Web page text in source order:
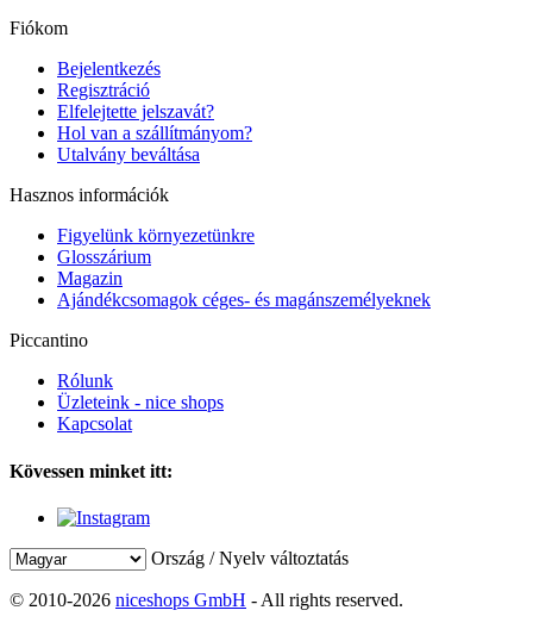
Fiókom
Bejelentkezés
Regisztráció
Elfelejtette jelszavát?
Hol van a szállítmányom?
Utalvány beváltása
Hasznos információk
Figyelünk környezetünkre
Glosszárium
Magazin
Ajándékcsomagok céges- és magánszemélyeknek
Piccantino
Rólunk
Üzleteink - nice shops
Kapcsolat
Kövessen minket itt:
Ország / Nyelv változtatás
© 2010-2026 niceshops GmbH - All rights reserved.